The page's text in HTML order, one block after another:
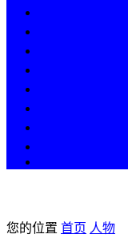
您的位置 首页 人物